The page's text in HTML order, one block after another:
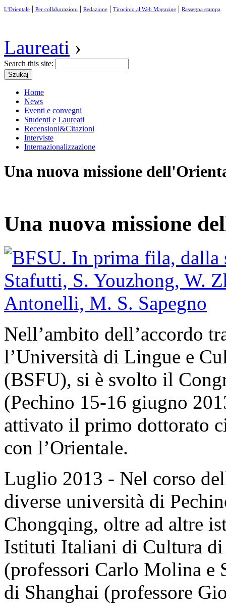
L'Orientale | Per collaborazioni | Redazione | Tirocinio al Web Magazine | Rassegna stampa
Laureati ›
Search this site:
Home
News
Eventi e convegni
Studenti e Laureati
Recensioni&Citazioni
Interviste
Internazionalizzazione
Una nuova missione
Una nuova missione
Nell’ambito dell’accordo
l’Università di Lingue e
(BSFU), si è svolto il
(Pechino 15-16 giugno
attivato il primo dottorato
con l’Orientale.
Luglio 2013 - Nel corso
diverse università di
Chongqing, oltre ad altre
Istituti Italiani di Cultura di
(professori Carlo Molina e
di Shanghai (professore